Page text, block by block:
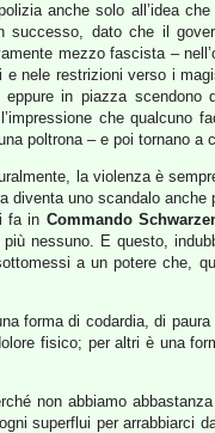
anche solo all’idea
successo, dato che il
mezzo fascista –
nele restrizioni verso i
in piazza
che qualcuno
poltrona – e poi tornano a
la violenza è
diventa uno scandalo
fa in Commando
più nessuno. E questo,
a un potere che,
forma di codardia, di
fisico; per altri è una
non abbiamo
superflui per arrabbiarci